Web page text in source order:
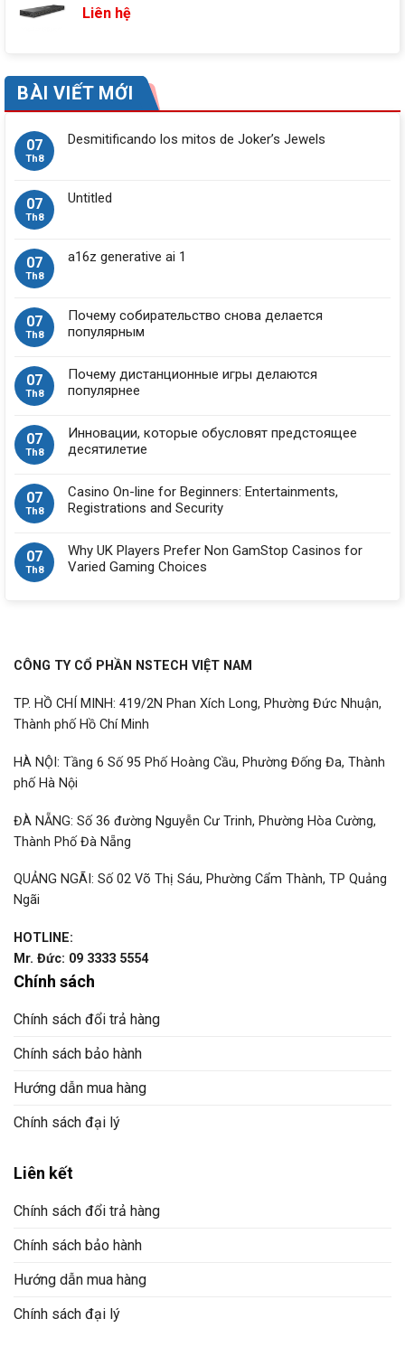
Liên hệ
BÀI VIẾT MỚI
07
Th8
Desmitificando los mitos de Joker’s Jewels
07
Th8
Untitled
07
Th8
a16z generative ai 1
07
Th8
Почему собирательство снова делается
популярным
07
Th8
Почему дистанционные игры делаются
популярнее
07
Th8
Инновации, которые обусловят предстоящее
десятилетие
07
Th8
Casino On-line for Beginners: Entertainments,
Registrations and Security
07
Th8
Why UK Players Prefer Non GamStop Casinos for
Varied Gaming Choices
CÔNG TY CỔ PHẦN NSTECH VIỆT NAM
TP. HỒ CHÍ MINH: 419/2N Phan Xích Long, Phường Đức Nhuận,
Thành phố Hồ Chí Minh
HÀ NỘI: Tầng 6 Số 95 Phố Hoàng Cầu, Phường Đống Đa, Thành
phố Hà Nội
ĐÀ NẴNG: Số 36 đường Nguyễn Cư Trinh, Phường Hòa Cường,
Thành Phố Đà Nẵng
QUẢNG NGÃI: Số 02 Võ Thị Sáu, Phường Cẩm Thành, TP Quảng
Ngãi
HOTLINE:
Mr. Đức: 09 3333 5554
Chính sách
Chính sách đổi trả hàng
Chính sách bảo hành
Hướng dẫn mua hàng
Chính sách đại lý
Liên kết
Chính sách đổi trả hàng
Chính sách bảo hành
Hướng dẫn mua hàng
Chính sách đại lý